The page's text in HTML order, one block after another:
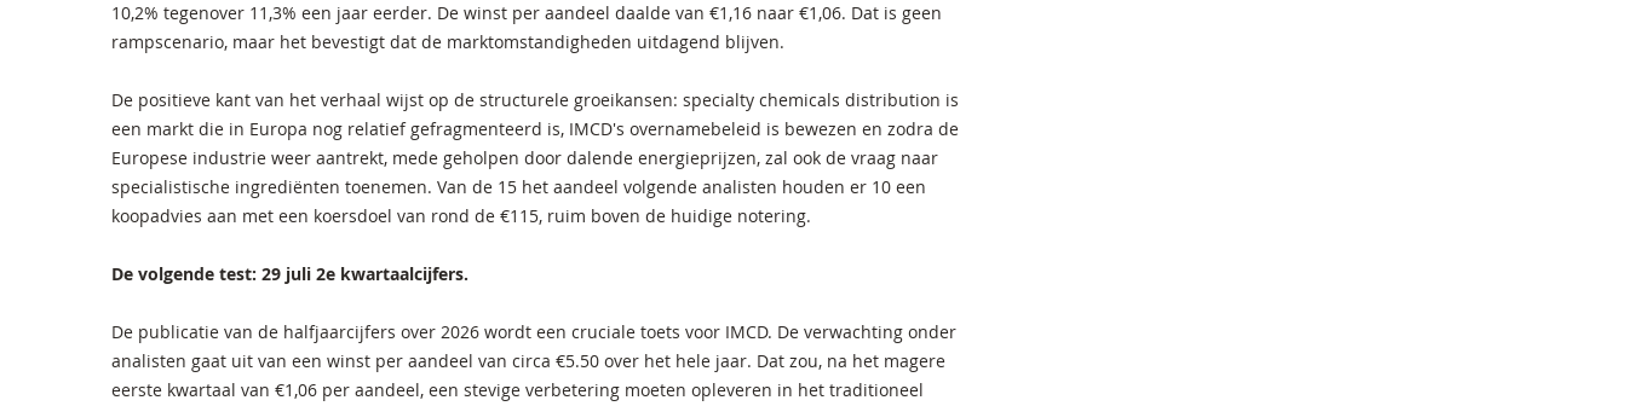
10,2% tegenover 11,3% een jaar eerder. De winst per aandeel daalde van €1,16 naar €1,06. Dat is geen
rampscenario, maar het bevestigt dat de marktomstandigheden uitdagend blijven.
De positieve kant van het verhaal wijst op de structurele groeikansen: specialty chemicals distribution is
een markt die in Europa nog relatief gefragmenteerd is, IMCD's overnamebeleid is bewezen en zodra de
Europese industrie weer aantrekt, mede geholpen door dalende energieprijzen, zal ook de vraag naar
specialistische ingrediënten toenemen. Van de 15 het aandeel volgende analisten houden er 10 een
koopadvies aan met een koersdoel van rond de €115, ruim boven de huidige notering.
De volgende test: 29 juli 2e kwartaalcijfers.
De publicatie van de halfjaarcijfers over 2026 wordt een cruciale toets voor IMCD. De verwachting onder
analisten gaat uit van een winst per aandeel van circa €5.50 over het hele jaar. Dat zou, na het magere
eerste kwartaal van €1,06 per aandeel, een stevige verbetering moeten opleveren in het traditioneel